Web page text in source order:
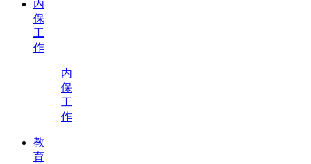
内
保
工
作
内
保
工
作
教
育